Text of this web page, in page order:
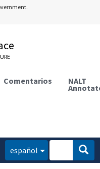
Comentarios NALT
español